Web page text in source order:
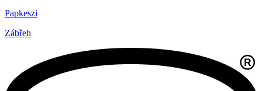
Papkeszi
Zábřeh